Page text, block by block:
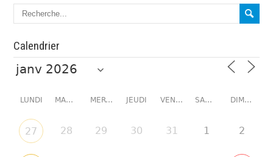
Calendrier
LUNDI MARDI MERCREDI JEUDI VENDREDI SAMEDI DIMANCHE
27 28 29 30 31 1 2